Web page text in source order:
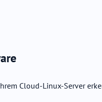
Cloud-Linux-Server